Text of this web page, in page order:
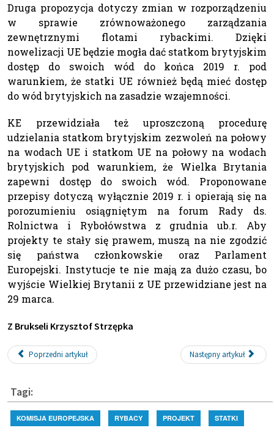
Druga propozycja dotyczy zmian w rozporządzeniu
w sprawie zrównoważonego zarządzania
zewnętrznymi flotami rybackimi. Dzięki
nowelizacji UE będzie mogła dać statkom brytyjskim
dostęp do swoich wód do końca 2019 r. pod
warunkiem, że statki UE również będą mieć dostęp
do wód brytyjskich na zasadzie wzajemności.
KE przewidziała też uproszczoną procedurę
udzielania statkom brytyjskim zezwoleń na połowy
na wodach UE i statkom UE na połowy na wodach
brytyjskich pod warunkiem, że Wielka Brytania
zapewni dostęp do swoich wód. Proponowane
przepisy dotyczą wyłącznie 2019 r. i opierają się na
porozumieniu osiągniętym na forum Rady ds.
Rolnictwa i Rybołówstwa z grudnia ub.r. Aby
projekty te stały się prawem, muszą na nie zgodzić
się państwa członkowskie oraz Parlament
Europejski. Instytucje te nie mają za dużo czasu, bo
wyjście Wielkiej Brytanii z UE przewidziane jest na
29 marca.
Z Brukseli Krzysztof Strzępka
Poprzedni artykuł Następny artykuł
Tagi:
KOMISJA EUROPEJSKA RYBACY PROJEKT STATKI